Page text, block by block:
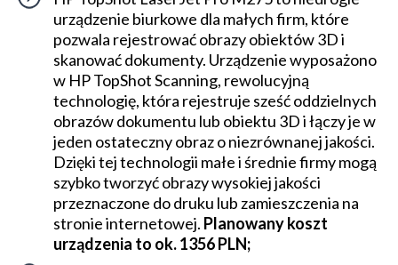
urządzenie biurkowe dla małych firm, które
pozwala rejestrować obrazy obiektów 3D i
skanować dokumenty. Urządzenie wyposażono
w HP TopShot Scanning, rewolucyjną
technologię, która rejestruje sześć oddzielnych
obrazów dokumentu lub obiektu 3D i łączy je w
jeden ostateczny obraz o niezrównanej jakości.
Dzięki tej technologii małe i średnie firmy mogą
szybko tworzyć obrazy wysokiej jakości
przeznaczone do druku lub zamieszczenia na
stronie internetowej. Planowany koszt
urządzenia to ok. 1356 PLN;